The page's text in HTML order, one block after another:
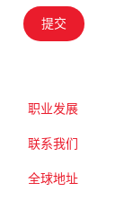
提交
职业发展
联系我们
全球地址